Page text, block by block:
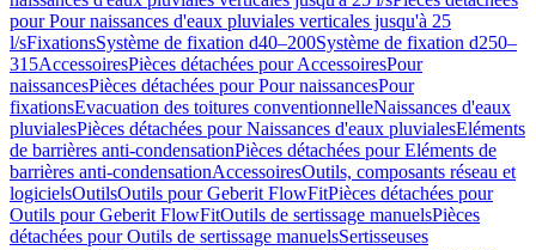
pour Pour naissances d'eaux pluviales verticales jusqu'à 25
l/sFixationsSystème de fixation d40–200Système de fixation d250–
315AccessoiresPièces détachées pour AccessoiresPour
naissancesPièces détachées pour Pour naissancesPour
fixationsEvacuation des toitures conventionnelleNaissances d'eaux
pluvialesPièces détachées pour Naissances d'eaux pluvialesEléments
de barrières anti-condensationPièces détachées pour Eléments de
barrières anti-condensationAccessoiresOutils, composants réseau et
logicielsOutilsOutils pour Geberit FlowFitPièces détachées pour
Outils pour Geberit FlowFitOutils de sertissage manuelsPièces
détachées pour Outils de sertissage manuelsSertisseuses